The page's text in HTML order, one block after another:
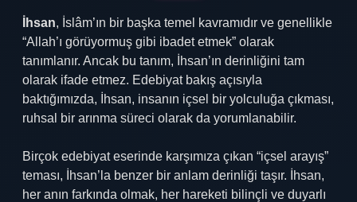
İhsan, İslâm’ın bir başka temel kavramıdır ve genellikle
“Allah’ı görüyormuş gibi ibadet etmek” olarak
tanımlanır. Ancak bu tanım, İhsan’ın derinliğini tam
olarak ifade etmez. Edebiyat bakış açısıyla
baktığımızda, İhsan, insanın içsel bir yolculuğa çıkması,
ruhsal bir arınma süreci olarak da yorumlanabilir.
Birçok edebiyat eserinde karşımıza çıkan “içsel arayış”
teması, İhsan’la benzer bir anlam derinliği taşır. İhsan,
her anın farkında olmak, her hareketi bilinçli ve duyarlı